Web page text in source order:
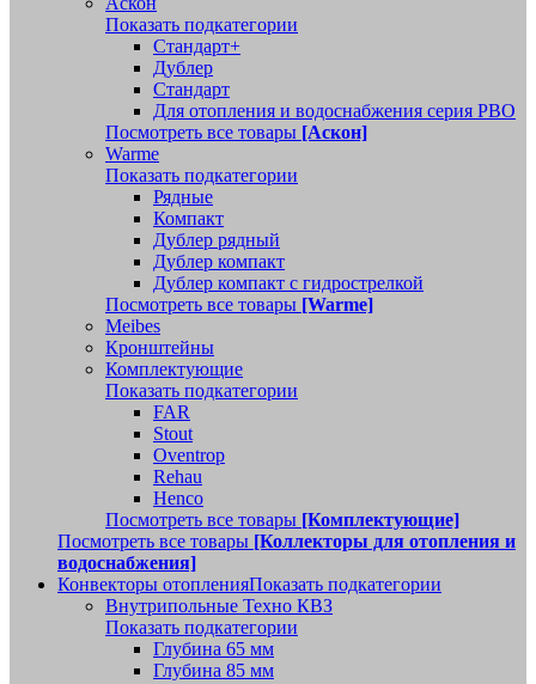
Показать подкатегории
Стандарт+
Дублер
Стандарт
Для отопления и водоснабжения серия РВО
Посмотреть все товары [Аскон]
Warme
Показать подкатегории
Рядные
Компакт
Дублер рядный
Дублер компакт
Дублер компакт с гидрострелкой
Посмотреть все товары [Warme]
Meibes
Кронштейны
Комплектующие
Показать подкатегории
FAR
Stout
Oventrop
Rehau
Henco
Посмотреть все товары [Комплектующие]
Посмотреть все товары [Коллекторы для отопления и
водоснабжения]
Конвекторы отопленияПоказать подкатегории
Внутрипольные Техно КВЗ
Показать подкатегории
Глубина 65 мм
Глубина 85 мм